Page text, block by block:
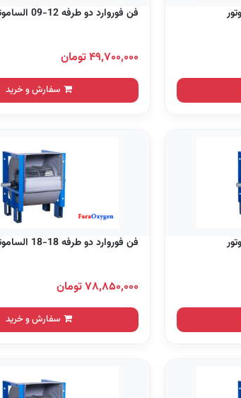
فن فوروارد دو طرفه 12-09 الساموتور
۴۹,۷۰۰,۰۰۰ تومان
سفارش و خرید
فن فوروارد دو طرفه 18-18 الساموتور
۷۸,۸۵۰,۰۰۰ تومان
سفارش و خرید